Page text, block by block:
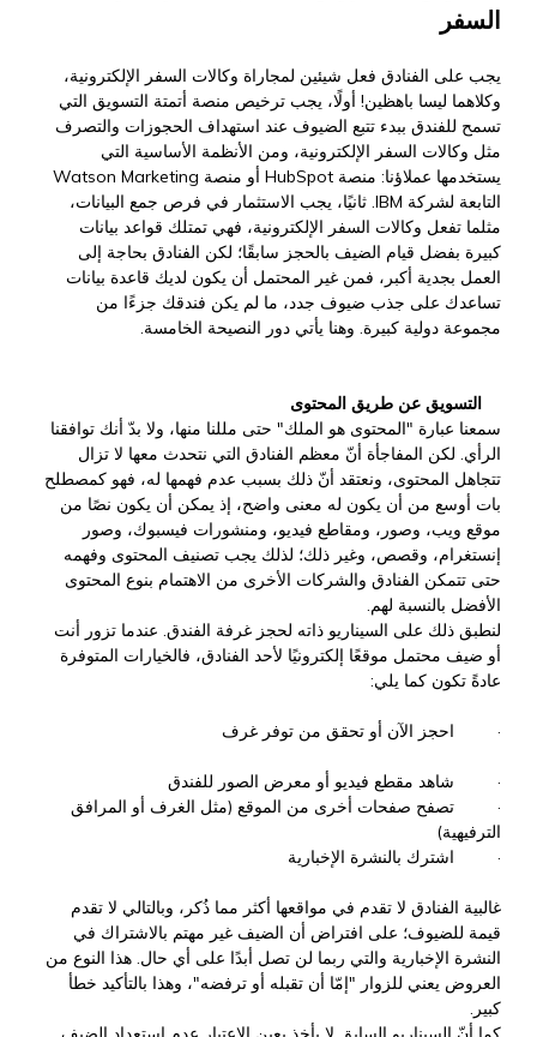
السفر
يجب على الفنادق فعل شيئين لمجاراة وكالات السفر الإلكترونية،
وكلاهما ليسا باهظين! أولًا، يجب ترخيص منصة أتمتة التسويق التي
تسمح للفندق ببدء تتبع الضيوف عند استهداف الحجوزات والتصرف
مثل وكالات السفر الإلكترونية، ومن الأنظمة الأساسية التي
يستخدمها عملاؤنا: منصة HubSpot أو منصة Watson Marketing
التابعة لشركة IBM. ثانيًا، يجب الاستثمار في فرص جمع البيانات،
مثلما تفعل وكالات السفر الإلكترونية، فهي تمتلك قواعد بيانات
كبيرة بفضل قيام الضيف بالحجز سابقًا؛ لكن الفنادق بحاجة إلى
العمل بجدية أكبر، فمن غير المحتمل أن يكون لديك قاعدة بيانات
تساعدك على جذب ضيوف جدد، ما لم يكن فندقك جزءًا من
مجموعة دولية كبيرة. وهنا يأتي دور النصيحة الخامسة.
التسويق عن طريق المحتوى
سمعنا عبارة "المحتوى هو الملك" حتى مللنا منها، ولا بدّ أنك توافقنا
الرأي. لكن المفاجأة أنّ معظم الفنادق التي نتحدث معها لا تزال
تتجاهل المحتوى، ونعتقد أنّ ذلك بسبب عدم فهمها له، فهو كمصطلح
بات أوسع من أن يكون له معنى واضح، إذ يمكن أن يكون نصًا من
موقع ويب، وصور، ومقاطع فيديو، ومنشورات فيسبوك، وصور
إنستغرام، وقصص، وغير ذلك؛ لذلك يجب تصنيف المحتوى وفهمه
حتى تتمكن الفنادق والشركات الأخرى من الاهتمام بنوع المحتوى
الأفضل بالنسبة لهم.
لنطبق ذلك على السيناريو ذاته لحجز غرفة الفندق. عندما تزور أنت
أو ضيف محتمل موقعًا إلكترونيًا لأحد الفنادق، فالخيارات المتوفرة
عادةً تكون كما يلي:
· احجز الآن أو تحقق من توفر غرف
· شاهد مقطع فيديو أو معرض الصور للفندق
· تصفح صفحات أخرى من الموقع (مثل الغرف أو المرافق
الترفيهية)
· اشترك بالنشرة الإخبارية
غالبية الفنادق لا تقدم في مواقعها أكثر مما ذُكر، وبالتالي لا تقدم
قيمة للضيوف؛ على افتراض أن الضيف غير مهتم بالاشتراك في
النشرة الإخبارية والتي ربما لن تصل أبدًا على أي حال. هذا النوع من
العروض يعني للزوار "إمّا أن تقبله أو ترفضه"، وهذا بالتأكيد خطأ
كبير.